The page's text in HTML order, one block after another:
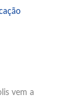
vem a